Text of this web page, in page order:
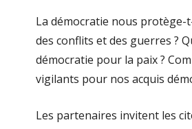
La démocratie nous protège-
des conflits et des guerres ?
démocratie pour la paix ?
vigilants pour nos acquis
Les partenaires invitent les